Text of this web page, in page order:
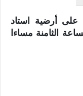
تقام المباراة في اليوم 2021/11/19 على أرضية استاد
الثامنة مساءا